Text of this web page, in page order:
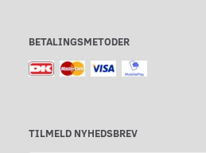
BETALINGSMETODER
TILMELD NYHEDSBREV